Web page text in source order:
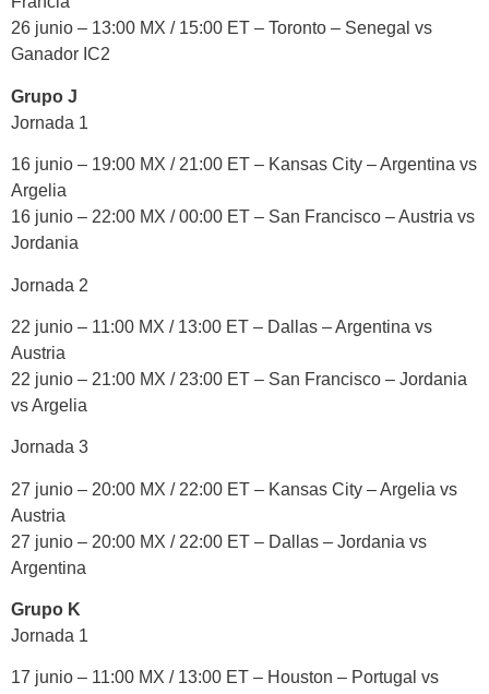
26 junio – 13:00 MX / 15:00 ET – Toronto – Senegal vs
Ganador IC2
Grupo J
Jornada 1
16 junio – 19:00 MX / 21:00 ET – Kansas City – Argentina vs
Argelia
16 junio – 22:00 MX / 00:00 ET – San Francisco – Austria vs
Jordania
Jornada 2
22 junio – 11:00 MX / 13:00 ET – Dallas – Argentina vs
Austria
22 junio – 21:00 MX / 23:00 ET – San Francisco – Jordania
vs Argelia
Jornada 3
27 junio – 20:00 MX / 22:00 ET – Kansas City – Argelia vs
Austria
27 junio – 20:00 MX / 22:00 ET – Dallas – Jordania vs
Argentina
Grupo K
Jornada 1
17 junio – 11:00 MX / 13:00 ET – Houston – Portugal vs